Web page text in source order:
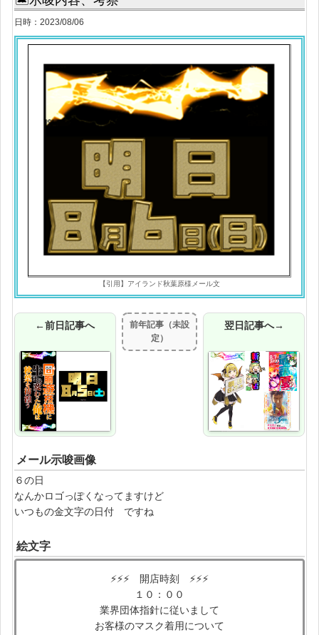
日時：2023/08/06
【引用】アイランド秋葉原様メール文
←前日記事へ
前年記事（未設
定）
翌日記事へ→
メール示唆画像
６の日
なんかロゴっぽくなってますけど
いつもの金文字の日付 ですね
絵文字
⚡⚡⚡ 開店時刻 ⚡⚡⚡
１０：００
業界団体指針に従いまして
お客様のマスク着用について